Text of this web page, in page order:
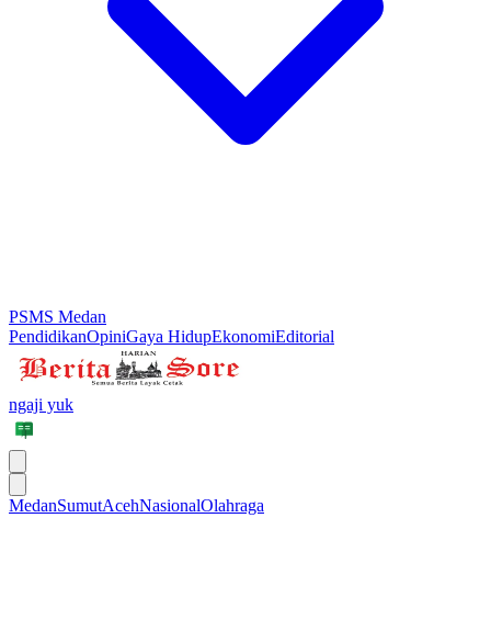
PSMS Medan
PendidikanOpiniGaya HidupEkonomiEditorial
ngaji yuk
MedanSumutAcehNasionalOlahraga